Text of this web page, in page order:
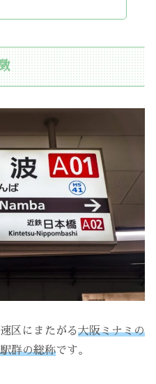
区にまたがる大阪ミナミの
群の総称です。